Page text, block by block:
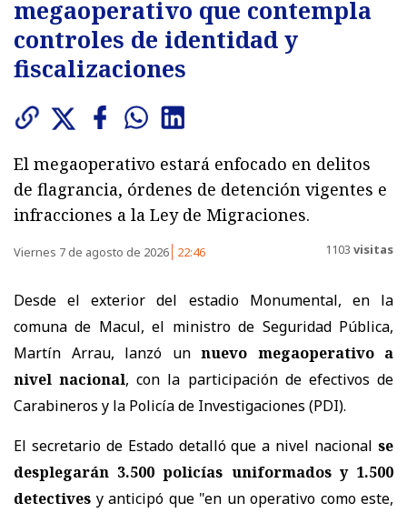
megaoperativo que contempla
controles de identidad y
fiscalizaciones
El megaoperativo estará enfocado en delitos
de flagrancia, órdenes de detención vigentes e
infracciones a la Ley de Migraciones.
Viernes 7 de agosto de 2026 22:46 1103 visitas
Desde el exterior del estadio Monumental, en la
comuna de Macul, el ministro de Seguridad Pública,
Martín Arrau, lanzó un nuevo megaoperativo a
nivel nacional, con la participación de efectivos de
Carabineros y la Policía de Investigaciones (PDI).
El secretario de Estado detalló que a nivel nacional se
desplegarán 3.500 policías uniformados y 1.500
detectives y anticipó que "en un operativo como este,